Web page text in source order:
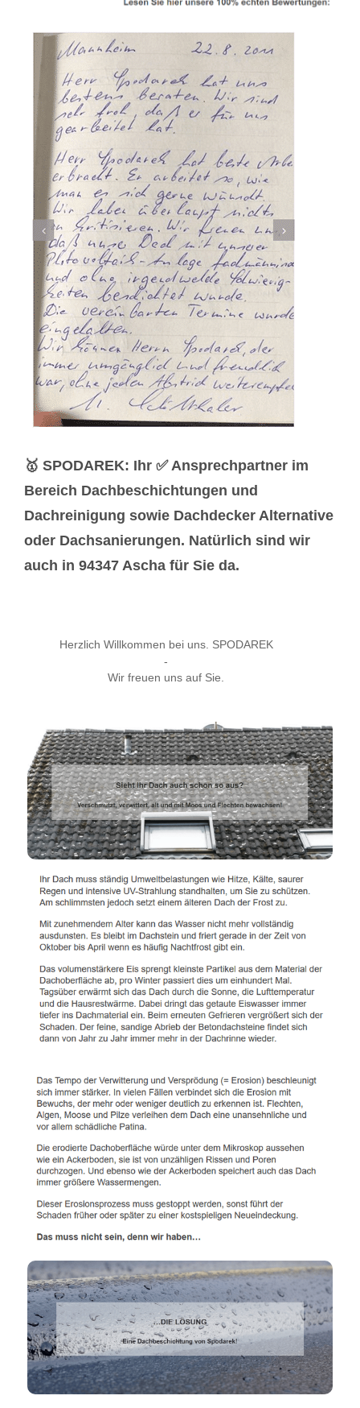
🥇 SPODAREK: Ihr ✅ Ansprechpartner im
Bereich Dachbeschichtungen und
Dachreinigung sowie Dachdecker Alternative
oder Dachsanierungen. Natürlich sind wir
auch in 94347 Ascha für Sie da.
Herzlich Willkommen bei uns. SPODAREK
-
Wir freuen uns auf Sie.